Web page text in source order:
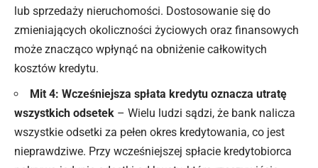
lub sprzedaży nieruchomości. Dostosowanie się do
zmieniających okoliczności życiowych oraz finansowych
może znacząco wpłynąć na obniżenie całkowitych
kosztów kredytu.
Mit 4: Wcześniejsza spłata kredytu oznacza utratę
wszystkich odsetek – Wielu ludzi sądzi, że bank nalicza
wszystkie odsetki za pełen okres kredytowania, co jest
nieprawdziwe. Przy wcześniejszej spłacie kredytobiorca